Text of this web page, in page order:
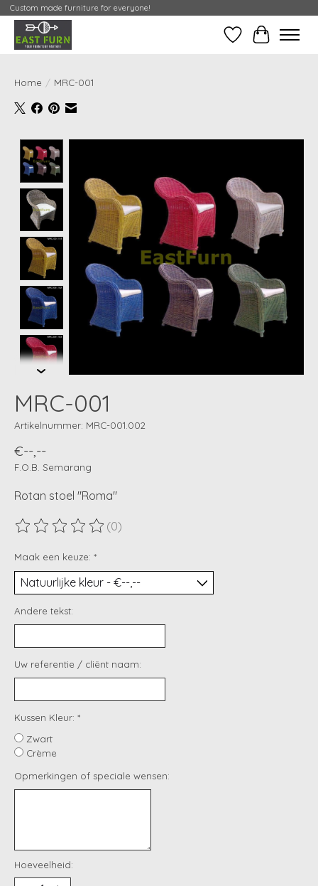
Custom made furniture for everyone!
Verlanglijst
Mijn
Home / MRC-001
MRC-001
Artikelnummer: MRC-001.002
€--,--
F.O.B. Semarang
Rotan stoel "Roma"
De beoordeling van dit product is
(0)
Maak een keuze: *
Andere tekst:
Uw referentie / cliënt naam:
Kussen Kleur: *
Zwart
Crème
Opmerkingen of speciale wensen:
Hoeveelheid: